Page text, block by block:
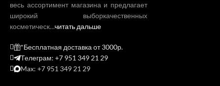
весь ассортимент магазина и предлагает
широкий выборкачественных
косметическ…читать дальше
*Бесплатная доставка от 3000р.
Телеграм: +7 951 349 21 29
Max: +7 951 349 21 29